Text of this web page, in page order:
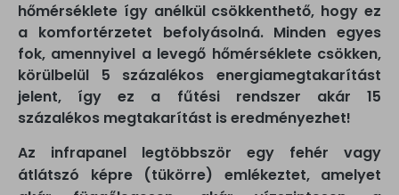
hőmérséklete így anélkül csökkenthető, hogy ez
a komfortérzetet befolyásolná. Minden egyes
fok, amennyivel a levegő hőmérséklete csökken,
körülbelül 5 százalékos energiamegtakarítást
jelent, így ez a fűtési rendszer akár 15
százalékos megtakarítást is eredményezhet!
Az infrapanel legtöbbször egy fehér vagy
átlátszó képre (tükörre) emlékeztet, amelyet